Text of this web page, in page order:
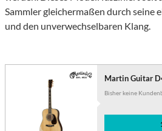
Sammler gleichermaßen durch seine
und den unverwechselbaren Klang.
Martin Guitar
Bisher keine